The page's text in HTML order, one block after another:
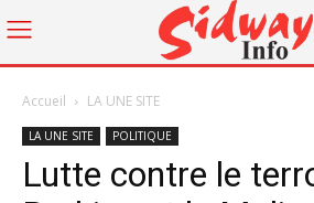
Accueil LA UNE SITE
LA UNE SITE POLITIQUE
Lutte contre le